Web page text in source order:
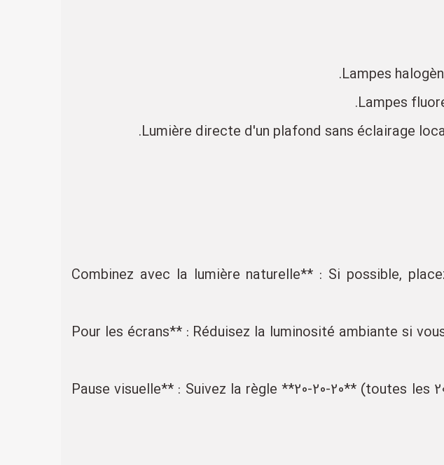
- **Combinez avec la lumière naturelle** : Si possible,
- **Pour les écrans** : Réduisez la luminosité ambiante si
- **Pause visuelle** : Suivez la règle **20-20-20** (toutes